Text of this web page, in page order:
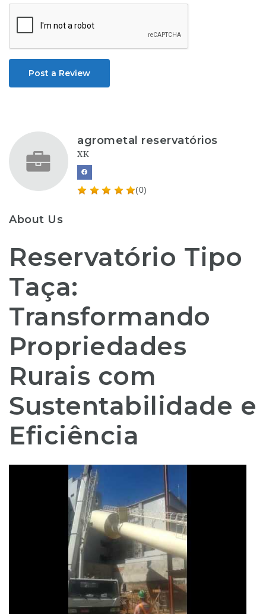
Post a Review
agrometal reservatórios
XK
(0)
About Us
Reservatório Tipo
Taça:
Transformando
Propriedades
Rurais com
Sustentabilidade e
Eficiência